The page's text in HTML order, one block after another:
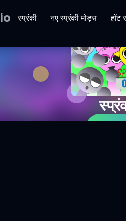
io स्प्रंकी नए स्प्रंकी मोड्स हॉट